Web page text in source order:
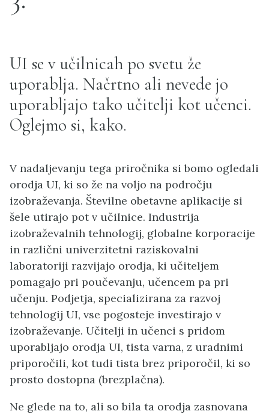
UI se v učilnicah po svetu že
uporablja. Načrtno ali nevede jo
uporabljajo tako učitelji kot učenci.
Oglejmo si, kako.
V nadaljevanju tega priročnika si bomo ogledali
orodja UI, ki so že na voljo na področju
izobraževanja. Številne obetavne aplikacije si
šele utirajo pot v učilnice. Industrija
izobraževalnih tehnologij, globalne korporacije
in različni univerzitetni raziskovalni
laboratoriji razvijajo orodja, ki učiteljem
pomagajo pri poučevanju, učencem pa pri
učenju. Podjetja, specializirana za razvoj
tehnologij UI, vse pogosteje investirajo v
izobraževanje. Učitelji in učenci s pridom
uporabljajo orodja UI, tista varna, z uradnimi
priporočili, kot tudi tista brez priporočil, ki so
prosto dostopna (brezplačna).
Ne glede na to, ali so bila ta orodja zasnovana